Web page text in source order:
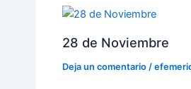
28 de Noviembre
Deja un comentario /